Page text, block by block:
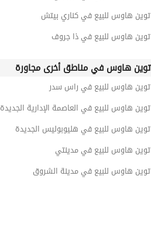
توين هاوس للبيع في كناري بيتش
توين هاوس للبيع في ذا جروف
توين هاوس في مناطق أخرى مجاورة
توين هاوس للبيع في راس سدر
توين هاوس للبيع في العاصمة الإدارية الجديدة
توين هاوس للبيع في هليوبوليس الجديدة
توين هاوس للبيع في مدينتي
توين هاوس للبيع في مدينة الشروق